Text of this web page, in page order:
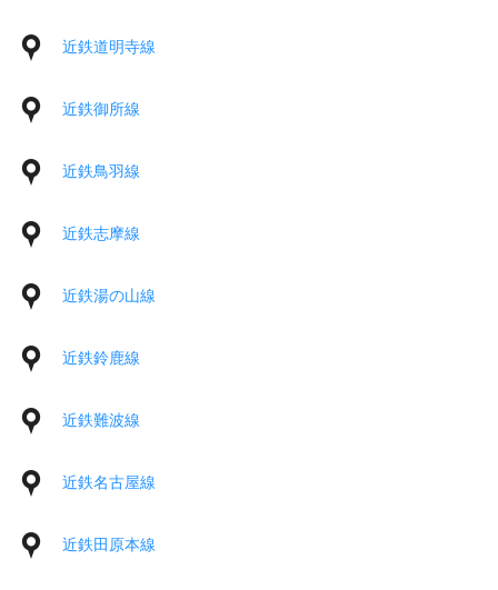
近鉄道明寺線
近鉄御所線
近鉄鳥羽線
近鉄志摩線
近鉄湯の山線
近鉄鈴鹿線
近鉄難波線
近鉄名古屋線
近鉄田原本線